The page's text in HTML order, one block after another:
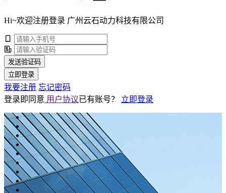
Hi~欢迎注册登录 广州云石动力科技有限公司
发送验证码
立即登录
我要注册 忘记密码
登录即同意 用户协议已有账号？ 立即登录